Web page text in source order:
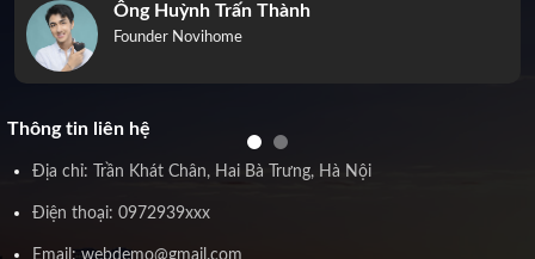
Ông Huỳnh Trấn Thành
Founder Novihome
Thông tin liên hệ
Địa chỉ: Trần Khát Chân, Hai Bà Trưng, Hà Nội
Điện thoại: 0972939xxx
Email: webdemo@gmail.com